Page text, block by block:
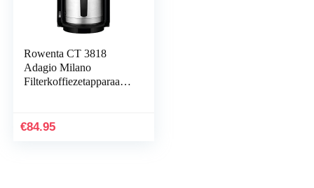
Rowenta CT 3818
Adagio Milano
Filterkoffiezetapparaat,
L, Zwart
€84.95